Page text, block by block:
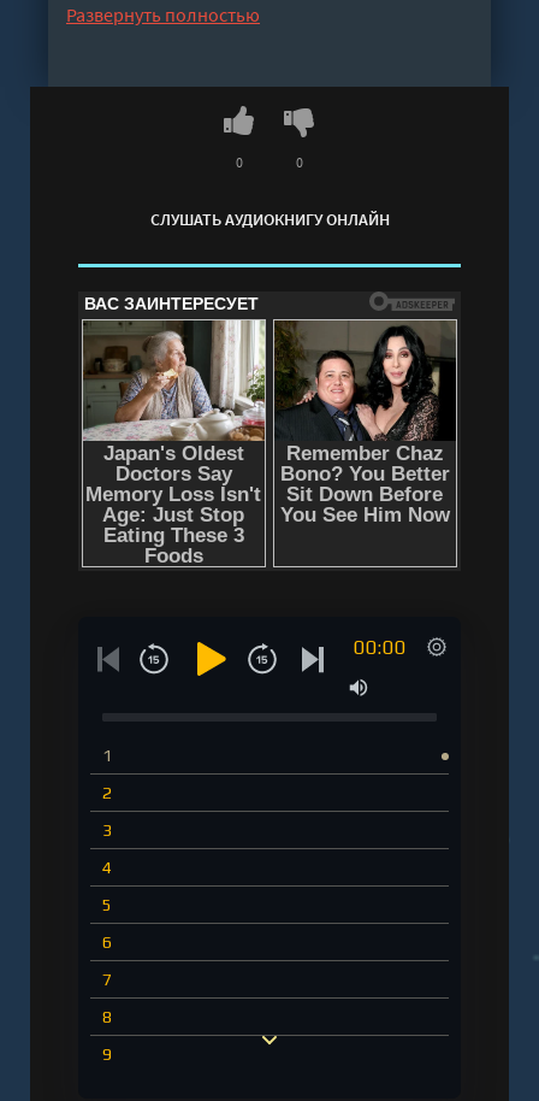
сайте после покупки.
Вурлитцер" онлайн бесплатно без регистрации
Развернуть полностью
СЛУШАТЬ АУДИОКНИГУ ОНЛАЙН
0 0
00:00
1
2
3
4
5
6
7
8
9